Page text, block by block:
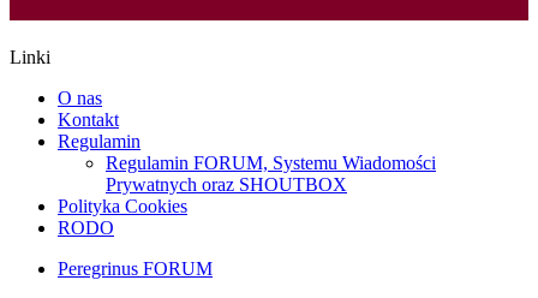
Linki
O nas
Kontakt
Regulamin
Regulamin FORUM, Systemu Wiadomości
Prywatnych oraz SHOUTBOX
Polityka Cookies
RODO
Peregrinus FORUM